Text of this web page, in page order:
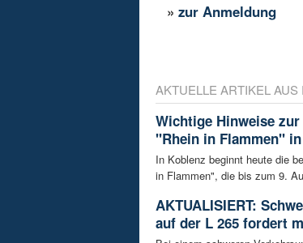
»zur Anmeldung
AKTUELLE ARTIKEL AUS
Wichtige Hinweise
"Rhein in Flammen"
In Koblenz beginnt heute die
in Flammen", die bis zum 9.
AKTUALISIERT:
auf der L 265 fordert